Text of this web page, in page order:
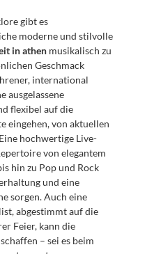
gibt es
moderne und stilvolle
in athen musikalisch zu
Geschmack
international
ausgelassene
flexibel auf die
eingehen, von aktuellen
hochwertige Live-
von elegantem
hin zu Pop und Rock
und eine
sorgen. Auch eine
abgestimmt auf die
Feier, kann die
– sei es beim